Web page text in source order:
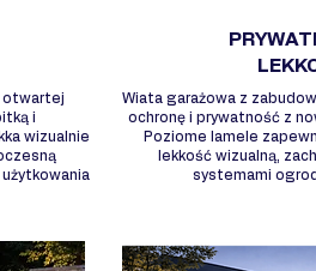
otwartej
i
wizualnie
Wiata garażowa z
ochronę i prywatność z
Poziome lamele
lekkość wizualną,
systemami